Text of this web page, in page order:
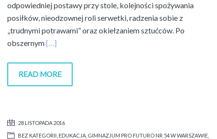
odpowiedniej postawy przy stole, kolejności spożywania
posiłków, nieodzownej roli serwetki, radzenia sobie z
„trudnymi potrawami” oraz okiełzaniem sztućców. Po
obszernym[…]
READ MORE
28 LISTOPADA 2016
BEZ KATEGORII EDUKACJA GIMNAZJUM PRO FUTURO NR 54 W WARSZAWIE